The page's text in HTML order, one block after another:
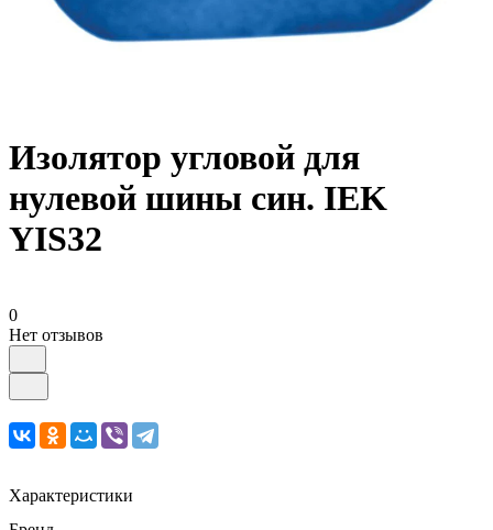
Изолятор угловой для
нулевой шины син. IEK
YIS32
0
Нет отзывов
Характеристики